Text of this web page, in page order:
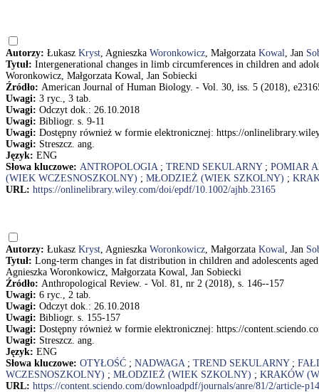
Autorzy: Łukasz Kryst, Agnieszka Woronkowicz, Małgorzata Kowal, Jan
Tytuł: Intergenerational changes in limb circumferences in children and
Woronkowicz, Małgorzata Kowal, Jan Sobiecki
Źródło: American Journal of Human Biology. - Vol. 30, iss. 5 (2018),
Uwagi: 3 ryc., 3 tab.
Uwagi: Odczyt dok.: 26.10.2018
Uwagi: Bibliogr. s. 9-11
Uwagi: Dostępny również w formie elektronicznej: https://
Uwagi: Streszcz. ang.
Język: ENG
Słowa kluczowe: ANTROPOLOGIA; TREND SEKULARNY; POMIAR
(WIEK WCZESNOSZKOLNY) ; MŁODZIEŻ (WIEK SZKOLNY) ;
URL: https://onlinelibrary.wiley.com/doi/epdf/10.1002/ajhb.23165
Autorzy: Łukasz Kryst, Agnieszka Woronkowicz, Małgorzata Kowal, Jan
Tytuł: Long-term changes in fat distribution in children and adolescents
Agnieszka Woronkowicz, Małgorzata Kowal, Jan Sobiecki
Źródło: Anthropological Review. - Vol. 81, nr 2 (2018), s. 146--157
Uwagi: 6 ryc., 2 tab.
Uwagi: Odczyt dok.: 26.10.2018
Uwagi: Bibliogr. s. 155-157
Uwagi: Dostępny również w formie elektronicznej: https://
Uwagi: Streszcz. ang.
Język: ENG
Słowa kluczowe: OTYŁOŚĆ ; NADWAGA; TREND SEKULARNY;
WCZESNOSZKOLNY) ; MŁODZIEŻ (WIEK SZKOLNY) ; KRAKÓW
URL: https://content.sciendo.com/downloadpdf/journals/anre/81/2/article-